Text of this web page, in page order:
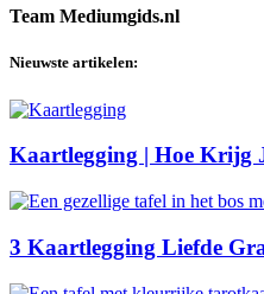
Team Mediumgids.nl
Nieuwste artikelen:
Kaartlegging | Hoe Krijg
3 Kaartlegging Liefde